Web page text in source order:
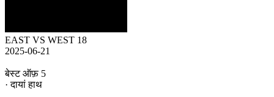
EAST VS WEST 18
2025-06-21
बेस्ट ऑफ़ 5
· दायां हाथ